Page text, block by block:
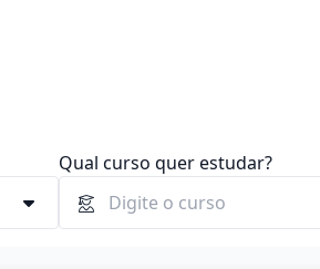
Ainda não sei
Qual curso quer estudar?